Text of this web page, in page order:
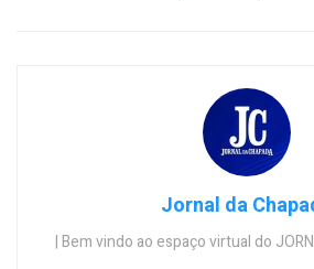
Jornal da
| Bem vindo ao espaço virtual do